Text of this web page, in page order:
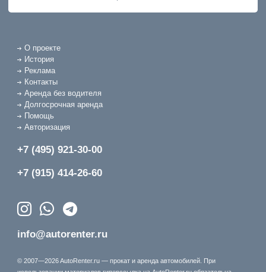
О проекте
История
Реклама
Контакты
Аренда без водителя
Долгосрочная аренда
Помощь
Авторизация
+7 (495) 921-30-00
+7 (915) 414-26-60
info@autorenter.ru
© 2007—2026 AutoRenter.ru — прокат и аренда автомобилей. При